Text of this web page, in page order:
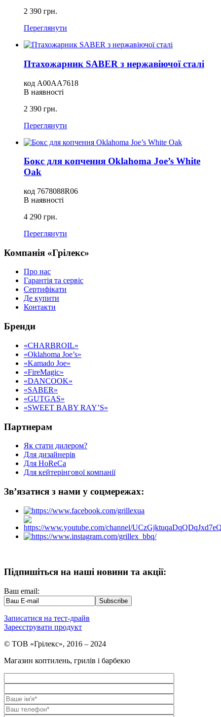
2 390 грн.
Переглянути
Птахожарник SABER з нержавіючої сталі
код A00AA7618
В наявності
2 390 грн.
Переглянути
Бокс для копчення Oklahoma Joe’s White
Oak
код 7678088R06
В наявності
4 290 грн.
Переглянути
Компанія «Грілекс»
Про нас
Гарантія та сервіс
Сертифікати
Де купити
Контакти
Бренди
«CHARBROIL»
«Oklahoma Joe’s»
«Kamado Joe»
«FireMagic»
«DANCOOK»
«SABER»
«GUTGAS»
«SWEET BABY RAY’S»
Партнерам
Як стати дилером?
Для дизайнерів
Для HoReCa
Для кейтерінгової компанії
Зв’язатися з нами у соцмережах:
Підпишіться на наші новини та акції:
Ваш email:
Записатися на тест-драйв
Зареєструвати продукт
© ТОВ «Грілекс», 2016 – 2024
Магазин коптилень, грилів і барбекю